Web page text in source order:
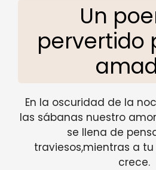
Un
pervertido
En la oscuridad de la
las sábanas nuestro
se llena de
traviesos,mientras a
crece.